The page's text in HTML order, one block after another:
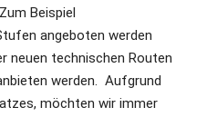
Beispiel
angeboten werden
neuen technischen Routen
werden. Aufgrund
möchten wir immer